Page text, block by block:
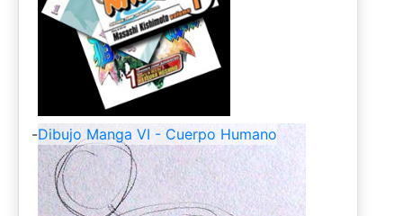
-Dibujo Manga VI - Cuerpo Humano